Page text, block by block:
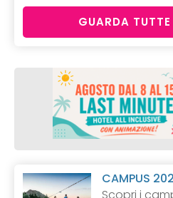
GUARDA TUTTE
CAMPUS